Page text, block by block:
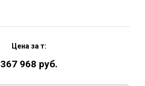
Цена за т:
367 968 руб.